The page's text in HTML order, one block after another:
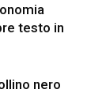
testo in
nero